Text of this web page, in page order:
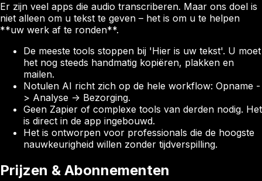
Er zijn veel apps die audio transcriberen. Maar ons doel is
niet alleen om u tekst te geven – het is om u te helpen
**uw werk af te ronden**.
De meeste tools stoppen bij 'Hier is uw tekst'. U moet
het nog steeds handmatig kopiëren, plakken en
mailen.
Notulen AI richt zich op de hele workflow: Opname -
> Analyse -> Bezorging.
Geen Zapier of complexe tools van derden nodig. Het
is direct in de app ingebouwd.
Het is ontworpen voor professionals die de hoogste
nauwkeurigheid willen zonder tijdverspilling.
Prijzen & Abonnementen